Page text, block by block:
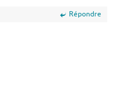
Répondre